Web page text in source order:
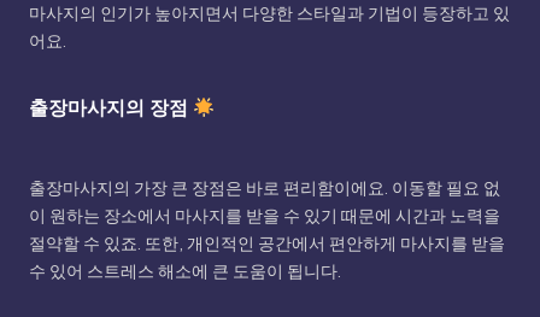
마사지의 인기가 높아지면서 다양한 스타일과 기법이 등장하고 있
어요.
출장마사지의 장점
출장마사지의 가장 큰 장점은 바로 편리함이에요. 이동할 필요 없
이 원하는 장소에서 마사지를 받을 수 있기 때문에 시간과 노력을
절약할 수 있죠. 또한, 개인적인 공간에서 편안하게 마사지를 받을
수 있어 스트레스 해소에 큰 도움이 됩니다.